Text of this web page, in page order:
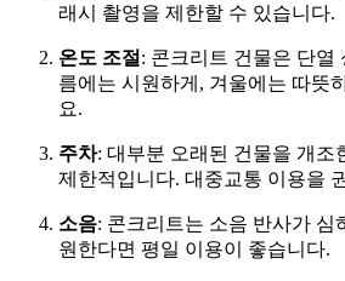
래시 촬영을 제한할 수 있습니다.
온도 조절 : 콘크리트 건물은 단열
름에는 시원하게, 겨울에는 따뜻
요.
주차: 대부분 오래된 건물을 개조
제한적입니다. 대중교통 이용을
소음: 콘크리트는 소음 반사가 심
원한다면 평일 이용이 좋습니다.